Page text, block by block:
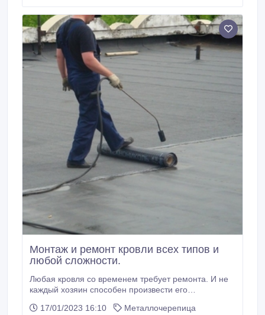
Монтаж и ремонт кровли всех типов и
любой сложности.
Любая кровля со временем требует ремонта. И не
каждый хозяин способен произвести его
кровельными работами уже на протяжении 12 лет.
17/01/2023 16:10
Металлочерепица